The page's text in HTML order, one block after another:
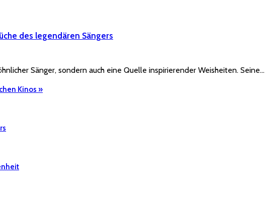
des legendären Sängers
Sänger, sondern auch eine Quelle inspirierender Weisheiten. Seine…
Kinos »